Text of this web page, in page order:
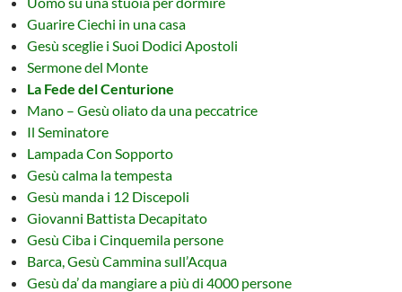
Guarire Ciechi in una casa
Gesù sceglie i Suoi Dodici Apostoli
Sermone del Monte
La Fede del Centurione
Mano – Gesù oliato da una peccatrice
Il Seminatore
Lampada Con Sopporto
Gesù calma la tempesta
Gesù manda i 12 Discepoli
Giovanni Battista Decapitato
Gesù Ciba i Cinquemila persone
Barca, Gesù Cammina sull’Acqua
Gesù da’ da mangiare a più di 4000 persone